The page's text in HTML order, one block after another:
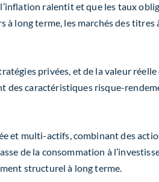
ralentit et que les taux
long terme, les marchés des
privées, et de la valeur réelle
caractéristiques risque-
et multi-actifs, combinant des
de la consommation à
structurel à long terme.